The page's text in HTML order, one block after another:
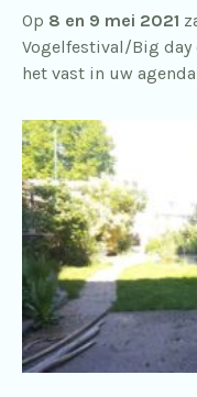
Op 8 en 9 mei 2021
Vogelfestival/Big day
het vast in uw